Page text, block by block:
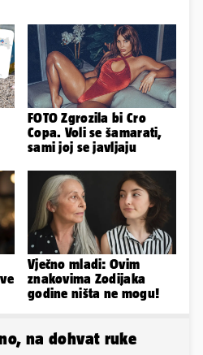
FOTO Zgrozila bi Cro
Copa. Voli se šamarati,
sami joj se javljaju
Vječno mladi: Ovim
znakovima Zodijaka
godine ništa ne mogu!
na dohvat ruke